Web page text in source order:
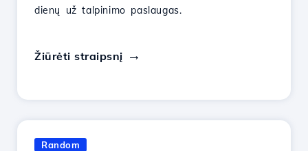
dienų už talpinimo paslaugas.
Žiūrėti straipsnį
Random